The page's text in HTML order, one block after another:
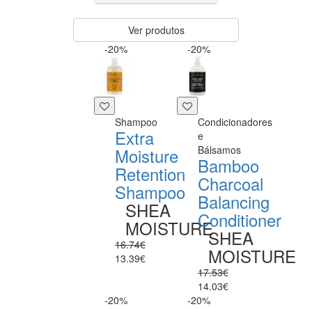
Ver produtos
-20%
Shampoo
Extra
Moisture
Retention
Shampoo
SHEA
MOISTURE
16.74€
13.39€
-20%
Condicionadores
e
Bálsamos
Bamboo
Charcoal
Balancing
Conditioner
SHEA
MOISTURE
17.53€
14.03€
-20%
-20%